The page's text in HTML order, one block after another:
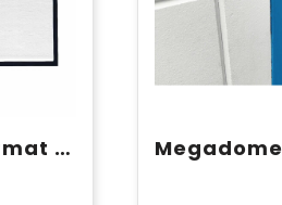
Sublimatie deurmat 90x60 cm Megadome